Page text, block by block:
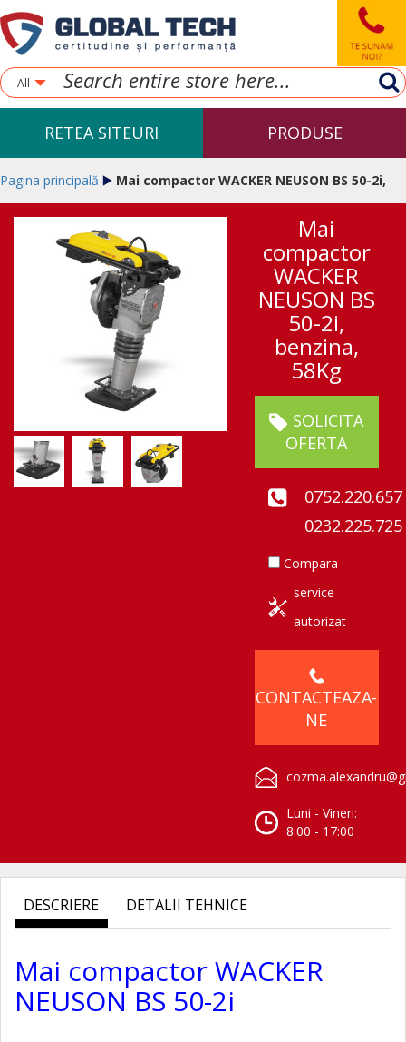
All
RETEA SITEURI PRODUSE
Pagina principală Mai compactor WACKER NEUSON BS 50-2i,
Mai
compactor
WACKER
NEUSON BS
50-2i,
benzina,
58Kg
SOLICITA
OFERTA
0752.220.657
0232.225.725
Compara
service
autorizat
CONTACTEAZA-
NE
Luni - Vineri:
8:00 - 17:00
DESCRIERE DETALII TEHNICE
Mai compactor WACKER
NEUSON BS 50-2i